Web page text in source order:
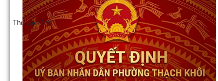
Thư viện ảnh